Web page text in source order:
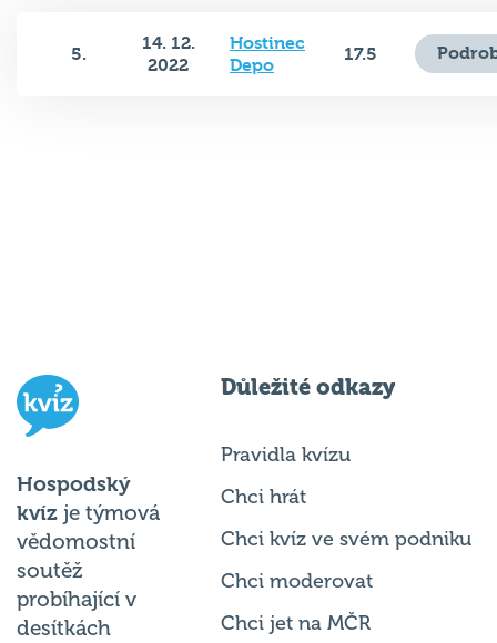
5.
14. 12.
2022
Hostinec
Depo
17.5
Hospodský
kvíz je týmová
vědomostní
soutěž
probíhající v
desítkách
Důležité odkazy
Pravidla kvízu
Chci hrát
Chci kvíz ve svém podniku
Chci moderovat
Chci jet na MČR